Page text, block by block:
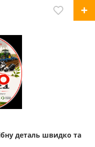
деталь швидко та